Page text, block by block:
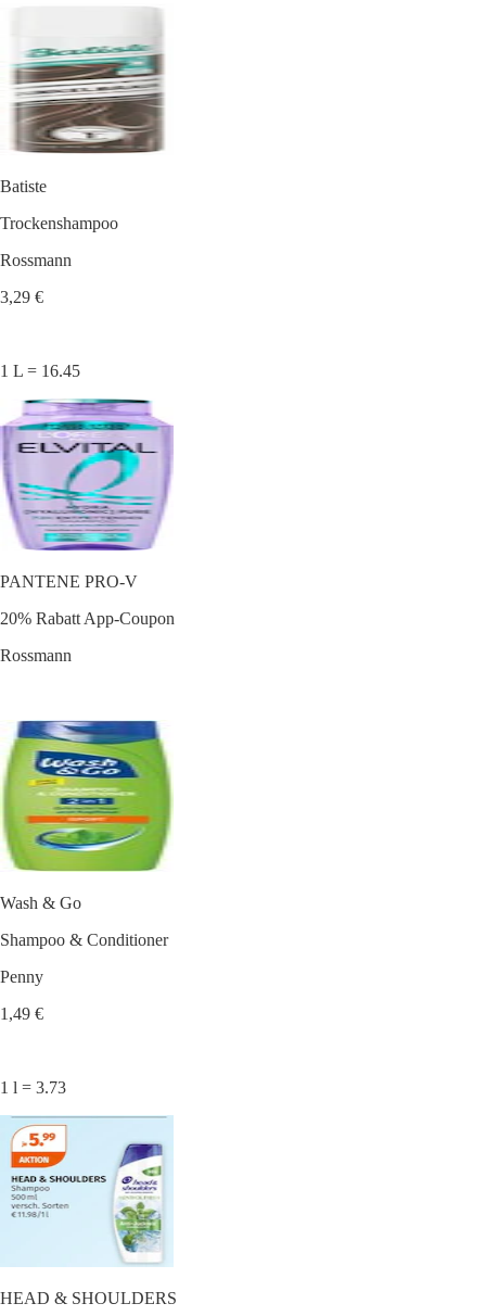
Batiste
Trockenshampoo
Rossmann
3,29 €
1 L = 16.45
PANTENE PRO-V
20% Rabatt App-Coupon
Rossmann
Wash & Go
Shampoo & Conditioner
Penny
1,49 €
1 l = 3.73
HEAD & SHOULDERS